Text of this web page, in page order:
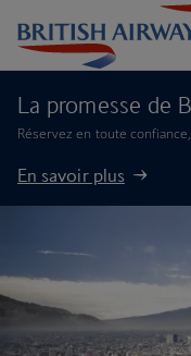
La promesse de
Réservez en toute
En savoir plus